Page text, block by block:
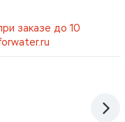
заказе до 10